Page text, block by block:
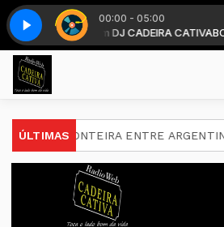
00:00 - 05:00
. com DJ CADEIRA CATIVABONS
Top classic - Parte 5
ÚLTIMASENTRE ARGENTINA E CHILE